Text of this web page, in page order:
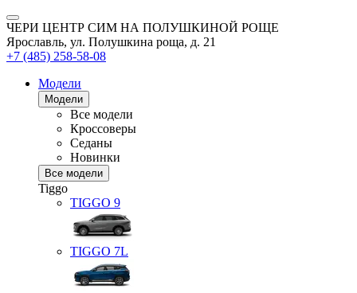
ЧЕРИ ЦЕНТР СИМ НА ПОЛУШКИНОЙ РОЩЕ
Ярославль, ул. Полушкина роща, д. 21
+7 (485) 258-58-08
Модели
Модели
Все модели
Кроссоверы
Седаны
Новинки
Все модели
Tiggo
TIGGO 9
TIGGO 7L